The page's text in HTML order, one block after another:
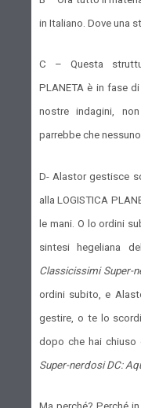
in Italiano. Dove una
C – Questa
PLANETA è in fase
nostre indagini,
parrebbe che
D- Alastor gestisce
alla LOGISTICA
le mani. O lo ordini
sintesi hegeliana
Classicissimi Super-
ordini subito, e
gestire, o te lo
dopo che hai chiuso
Super-nerdosi DC: